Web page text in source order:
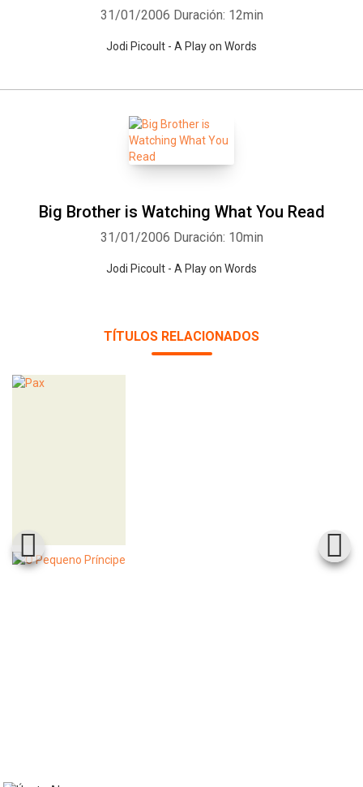
31/01/2006 Duración: 12min
Jodi Picoult - A Play on Words
Big Brother is Watching What You Read
31/01/2006 Duración: 10min
Jodi Picoult - A Play on Words
TÍTULOS RELACIONADOS
Facebook